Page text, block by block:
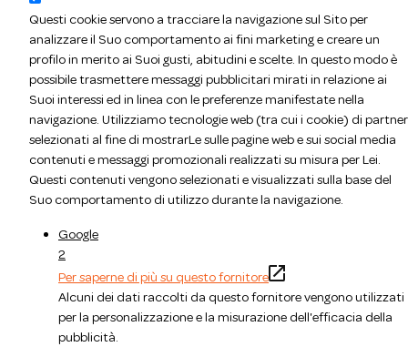
Questi cookie servono a tracciare la navigazione sul Sito per
analizzare il Suo comportamento ai fini marketing e creare un
profilo in merito ai Suoi gusti, abitudini e scelte. In questo modo è
possibile trasmettere messaggi pubblicitari mirati in relazione ai
Suoi interessi ed in linea con le preferenze manifestate nella
navigazione. Utilizziamo tecnologie web (tra cui i cookie) di partner
selezionati al fine di mostrarLe sulle pagine web e sui social media
contenuti e messaggi promozionali realizzati su misura per Lei.
Questi contenuti vengono selezionati e visualizzati sulla base del
Suo comportamento di utilizzo durante la navigazione.
Google
2
Per saperne di più su questo fornitore
Alcuni dei dati raccolti da questo fornitore vengono utilizzati
per la personalizzazione e la misurazione dell'efficacia della
pubblicità.